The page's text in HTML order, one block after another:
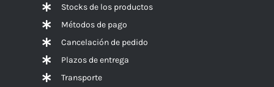
Stocks de los productos
Métodos de pago
Cancelación de pedido
Plazos de entrega
Transporte